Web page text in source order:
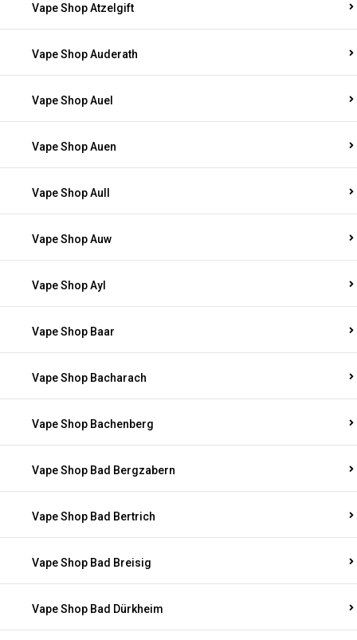
Vape Shop Atzelgift
Vape Shop Auderath
Vape Shop Auel
Vape Shop Auen
Vape Shop Aull
Vape Shop Auw
Vape Shop Ayl
Vape Shop Baar
Vape Shop Bacharach
Vape Shop Bachenberg
Vape Shop Bad Bergzabern
Vape Shop Bad Bertrich
Vape Shop Bad Breisig
Vape Shop Bad Dürkheim